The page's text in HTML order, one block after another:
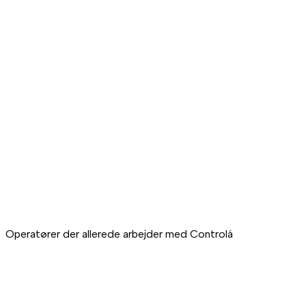
Operatører der allerede arbejder med Controlá